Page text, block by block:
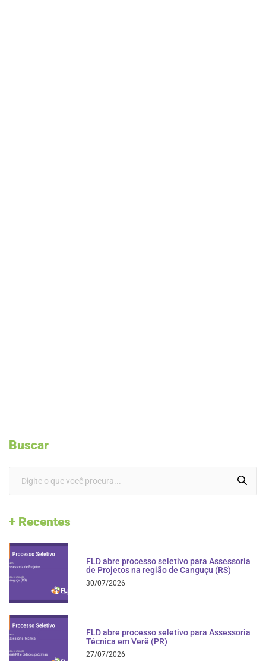
Buscar
+ Recentes
FLD abre processo seletivo para Assessoria
de Projetos na região de Canguçu (RS)
30/07/2026
FLD abre processo seletivo para Assessoria
Técnica em Verê (PR)
27/07/2026